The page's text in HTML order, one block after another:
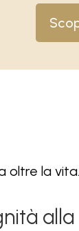
oltre la vita.